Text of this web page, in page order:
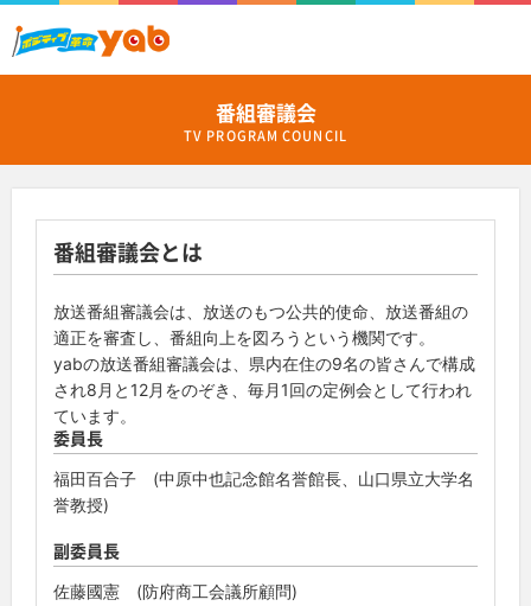
番組審議会
TV PROGRAM COUNCIL
番組審議会とは
放送番組審議会は、放送のもつ公共的使命、放送番組の
適正を審査し、番組向上を図ろうという機関です。
yabの放送番組審議会は、県内在住の9名の皆さんで構成
され8月と12月をのぞき、毎月1回の定例会として行われ
ています。
委員長
福田百合子 (中原中也記念館名誉館長、山口県立大学名
誉教授)
副委員長
佐藤國憲 (防府商工会議所顧問)